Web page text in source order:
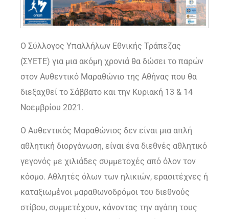
Ο Σύλλογος Υπαλλήλων Εθνικής Τράπεζας
(ΣΥΕΤΕ) για μια ακόμη χρονιά θα δώσει το παρών
στον Αυθεντικό Μαραθώνιο της Αθήνας που θα
διεξαχθεί το Σάββατο και την Κυριακή 13 & 14
Νοεμβρίου 2021.
Ο Αυθεντικός Μαραθώνιος δεν είναι μια απλή
αθλητική διοργάνωση, είναι ένα διεθνές αθλητικό
γεγονός με χιλιάδες συμμετοχές από όλον τον
κόσμο. Αθλητές όλων των ηλικιών, ερασιτέχνες ή
καταξιωμένοι μαραθωνοδρόμοι του διεθνούς
στίβου, συμμετέχουν, κάνοντας την αγάπη τους